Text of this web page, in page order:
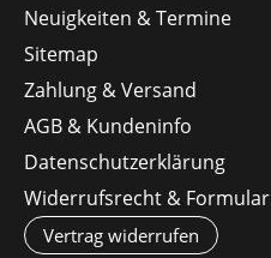
Neuigkeiten & Termine
Sitemap
Zahlung & Versand
AGB & Kundeninfo
Datenschutzerklärung
Widerrufsrecht & Formular
Vertrag widerrufen